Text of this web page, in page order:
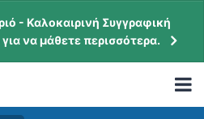
- Καλοκαιρινή Συγγραφική
να μάθετε περισσότερα.